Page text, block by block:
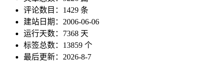
评论数目：1429 条
建站日期：2006-06-06
运行天数：7368 天
标签总数：13859 个
最后更新：2026-8-7